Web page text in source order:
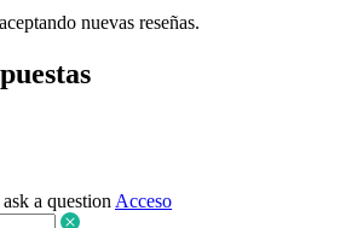
nuevas reseñas.
a questionAcceso